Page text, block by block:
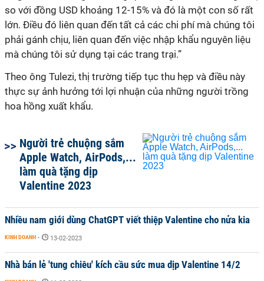
so với đồng USD khoảng 12-15% và đó là một con số rất
lớn. Điều đó liên quan đến tất cả các chi phí mà chúng tôi
phải gánh chịu, liên quan đến việc nhập khẩu nguyên liệu
mà chúng tôi sử dụng tại các trang trại.”
Theo ông Tulezi, thị trường tiếp tục thu hẹp và điều này
thực sự ảnh hưởng tới lợi nhuận của những người trồng
hoa hồng xuất khẩu.
Người trẻ chuộng sắm
Apple Watch, AirPods,...
làm quà tặng dịp
Valentine 2023
Nhiều nam giới dùng ChatGPT viết thiệp Valentine cho nửa kia
KINH DOANH - 13-02-2023
Nhà bán lẻ 'tung chiêu' kích cầu sức mua dịp Valentine 14/2